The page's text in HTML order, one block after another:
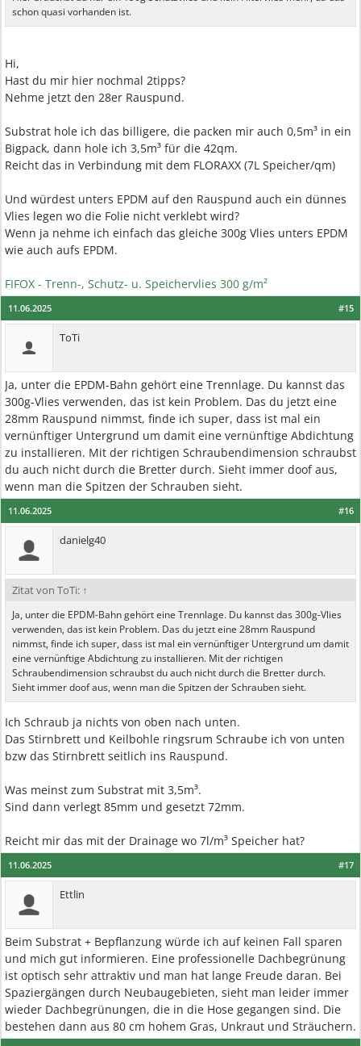
schon quasi vorhanden ist.
Hi,
Hast du mir hier nochmal 2tipps?
Nehme jetzt den 28er Rauspund.
Substrat hole ich das billigere, die packen mir auch 0,5m³ in ein
Bigpack, dann hole ich 3,5m³ für die 42qm.
Reicht das in Verbindung mit dem FLORAXX (7L Speicher/qm)
Und würdest unters EPDM auf den Rauspund auch ein dünnes
Vlies legen wo die Folie nicht verklebt wird?
Wenn ja nehme ich einfach das gleiche 300g Vlies unters EPDM
wie auch aufs EPDM.
FIFOX - Trenn-, Schutz- u. Speichervlies 300 g/m²
#15
11.06.2025
ToTi
Ja, unter die EPDM-Bahn gehört eine Trennlage. Du kannst das
300g-Vlies verwenden, das ist kein Problem. Das du jetzt eine
28mm Rauspund nimmst, finde ich super, dass ist mal ein
vernünftiger Untergrund um damit eine vernünftige Abdichtung
zu installieren. Mit der richtigen Schraubendimension schraubst
du auch nicht durch die Bretter durch. Sieht immer doof aus,
wenn man die Spitzen der Schrauben sieht.
#16
11.06.2025
danielg40
Zitat von ToTi: ↑
Ja, unter die EPDM-Bahn gehört eine Trennlage. Du kannst das 300g-Vlies
verwenden, das ist kein Problem. Das du jetzt eine 28mm Rauspund
nimmst, finde ich super, dass ist mal ein vernünftiger Untergrund um damit
eine vernünftige Abdichtung zu installieren. Mit der richtigen
Schraubendimension schraubst du auch nicht durch die Bretter durch.
Sieht immer doof aus, wenn man die Spitzen der Schrauben sieht.
Ich Schraub ja nichts von oben nach unten.
Das Stirnbrett und Keilbohle ringsrum Schraube ich von unten
bzw das Stirnbrett seitlich ins Rauspund.
Was meinst zum Substrat mit 3,5m³.
Sind dann verlegt 85mm und gesetzt 72mm.
Reicht mir das mit der Drainage wo 7l/m³ Speicher hat?
#17
11.06.2025
Ettlin
Beim Substrat + Bepflanzung würde ich auf keinen Fall sparen
und mich gut informieren. Eine professionelle Dachbegrünung
ist optisch sehr attraktiv und man hat lange Freude daran. Bei
Spaziergängen durch Neubaugebieten, sieht man leider immer
wieder Dachbegrünungen, die in die Hose gegangen sind. Die
bestehen dann aus 80 cm hohem Gras, Unkraut und Sträuchern.